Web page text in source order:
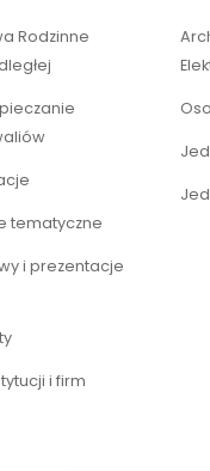
Rodzinne
tematyczne
i prezentacje
i firm